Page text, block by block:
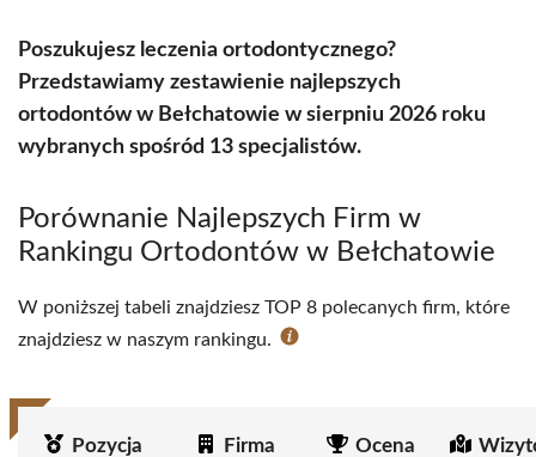
Poszukujesz leczenia ortodontycznego?
Przedstawiamy zestawienie najlepszych
ortodontów w Bełchatowie w sierpniu 2026 roku
wybranych spośród 13 specjalistów.
Porównanie Najlepszych Firm w
Rankingu Ortodontów w Bełchatowie
W poniższej tabeli znajdziesz TOP 8 polecanych firm, które
znajdziesz w naszym rankingu.
Pozycja Firma Ocena